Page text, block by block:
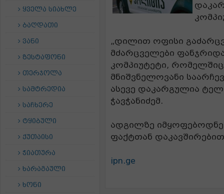
ყველა სიახლე
ბაღდათი
ვანი
ზესტაფონი
თერჯოლა
სამტრედია
საჩხერე
ტყიბული
ქუთაისი
ჭიათურა
ხარაგაული
ხონი
„დილით ოფისი
მძარცველები
კომპიუტეტი,
მნიშვნელოვანი
ასევე დაკარგულია
ჭავჭანიძემ.
ადგილზე
ფაქტთან
ipn.ge